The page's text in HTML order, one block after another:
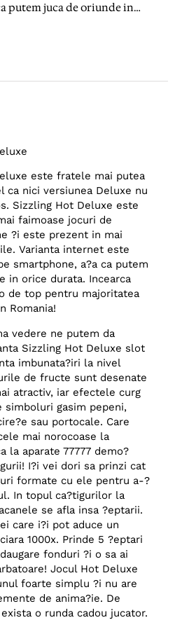
putem juca de oriunde in…
este fratele mai putea
ca nici versiunea Deluxe nu
Sizzling Hot Deluxe este
faimoase jocuri de
?i este prezent in mai
Varianta internet este
smartphone, a?a ca putem
in orice durata. Incearca
de top pentru majoritatea
Romania!
vedere ne putem da
Sizzling Hot Deluxe slot
imbunata?iri la nivel
de fructe sunt desenate
atractiv, iar efectele curg
simboluri gasim pepeni,
sau portocale. Care
mai norocoase la
la aparate 77777 demo?
I?i vei dori sa prinzi cat
formate cu ele pentru a-?
In topul ca?tigurilor la
se afla insa ?eptarii.
care i?i pot aduce un
1000x. Prinde 5 ?eptari
fonduri ?i o sa ai
Jocul Hot Deluxe
foarte simplu ?i nu are
de anima?ie. De
o runda cadou jucator.